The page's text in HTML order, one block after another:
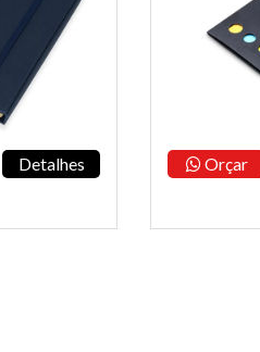
Detalhes Orçar